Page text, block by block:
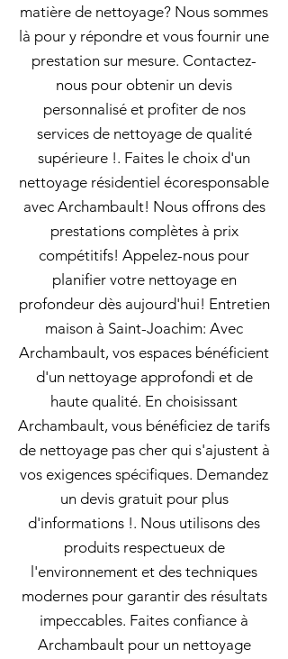
matière de nettoyage? Nous sommes
là pour y répondre et vous fournir une
prestation sur mesure. Contactez-
nous pour obtenir un devis
personnalisé et profiter de nos
services de nettoyage de qualité
supérieure !. Faites le choix d'un
nettoyage résidentiel écoresponsable
avec Archambault! Nous offrons des
prestations complètes à prix
compétitifs! Appelez-nous pour
planifier votre nettoyage en
profondeur dès aujourd'hui! Entretien
maison à Saint-Joachim: Avec
Archambault, vos espaces bénéficient
d'un nettoyage approfondi et de
haute qualité. En choisissant
Archambault, vous bénéficiez de tarifs
de nettoyage pas cher qui s'ajustent à
vos exigences spécifiques. Demandez
un devis gratuit pour plus
d'informations !. Nous utilisons des
produits respectueux de
l'environnement et des techniques
modernes pour garantir des résultats
impeccables. Faites confiance à
Archambault pour un nettoyage